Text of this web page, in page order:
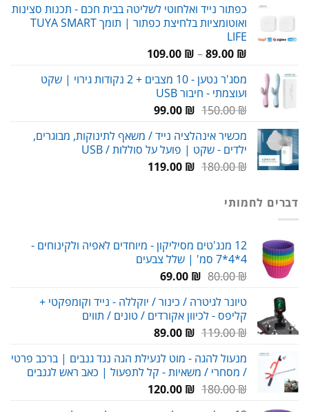
כפתור נייד ואלחוטי לשליטה בבית חכם - תכנות סצינות
ואוטומציות בלחיצת כפתור | תומך TUYA SMART
LIFE
89.00 ₪
–
109.00 ₪
מסג'ר נטען - 10 מצבים + 2 נקודות גירוי | שקט
ועוצמתי - חיבור USB
150.00₪
המחיר
היה:
150.00 ₪.
99.00 ₪
המחיר
הוא:
99.00 ₪.
מכשיר אינהלציה נייד / משאף לתינוקות, מבוגרים,
ילדים - שקט | פועל על סוללות / USB
180.00₪
המחיר119.00 ₪
המחיר
דברים לחמותי
12 מנג'טים מסיליקון - מיוחדים לאפיה ולקינוחים -
4*4*7 סמ' | שלל צבעים
80.00₪
המחיר
היה:
80.00 ₪.
69.00 ₪
המחיר
הוא:
69.00 ₪.
טיונר לגיטרה / כינור / יוקללה - נייד וקומפקטי +
קליפס - לכיוון אקורדים / טונים / תווים
119.00₪
המחיר
היה:
119.00 ₪.
89.00 ₪
המחיר
הוא:
89.00 ₪.
מנעול להגה - מוט לנעילת הגה נגד גנבים | ברכב פרטי
/ מסחרי / משאיות - קל לתפעול | כאב ראש לגנבים
180.00₪
המחיר120.00 ₪
המחיר